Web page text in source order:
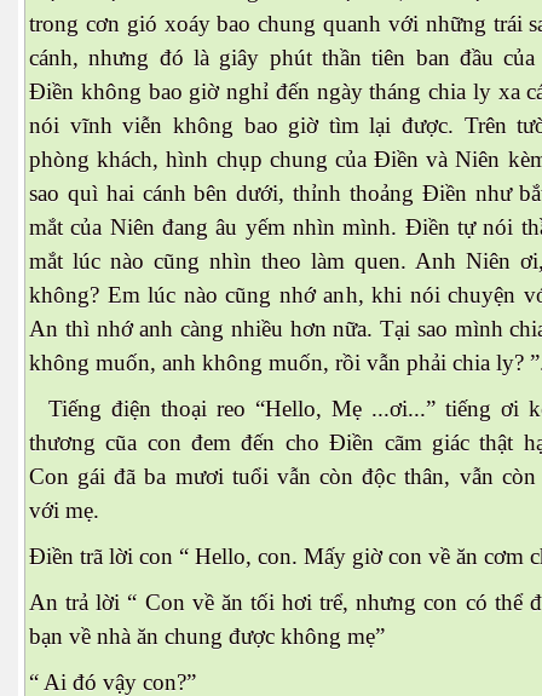
trong cơn gió xoáy bao chung quanh với những trái
cánh, nhưng đó là giây phút thần tiên ban đầu
Điền không bao giờ nghỉ đến ngày tháng chia ly xa
nói vĩnh viễn không bao giờ tìm lại được. Trên
phòng khách, hình chụp chung của Điền và Niên
sao quì hai cánh bên dưới, thỉnh thoảng Điền như
mắt của Niên đang âu yếm nhìn mình. Điền tự nói
mắt lúc nào cũng nhìn theo làm quen. Anh Niên
không? Em lúc nào cũng nhớ anh, khi nói chuyện
An thì nhớ anh càng nhiều hơn nữa. Tại sao mình
không muốn, anh không muốn, rồi vẫn phải chia ly?
Tiếng điện thoại reo “Hello, Mẹ ...ơi...” tiếng ơi
thương cũa con đem đến cho Điền cãm giác thật
Con gái đã ba mươi tuổi vẫn còn độc thân, vẫn
với mẹ.
Điền trã lời con “ Hello, con. Mấy giờ con về ăn cơm
An trả lời “ Con về ăn tối hơi trể, nhưng con có thể
bạn về nhà ăn chung được không mẹ”
“ Ai đó vậy con?”